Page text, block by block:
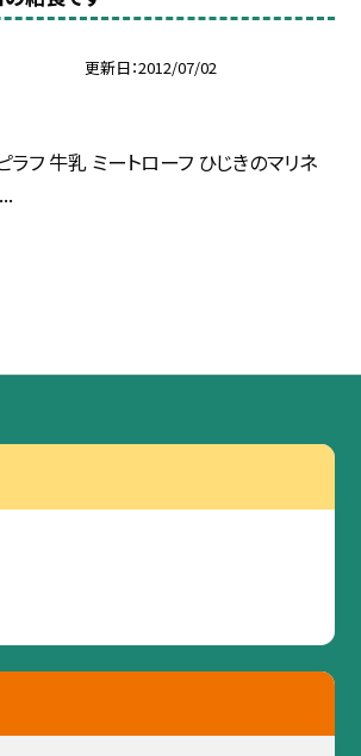
更新日 2012/07/02
フ 牛乳 ミートローフ ひじきのマリネ